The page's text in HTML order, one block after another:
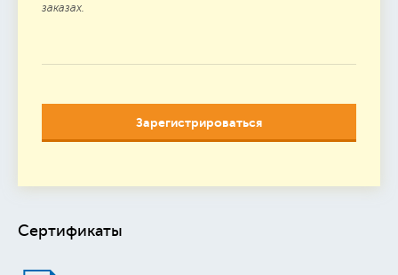
заказах.
Зарегистрироваться
Сертификаты